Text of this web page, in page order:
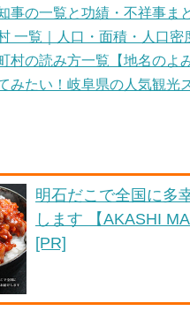
事の一覧と功績・不祥事ま
一覧｜人口・面積・人口密
村の読み方一覧【地名のよ
みたい！岐阜県の人気観光
明石だこで全国に多
します 【AKASHI
[PR]